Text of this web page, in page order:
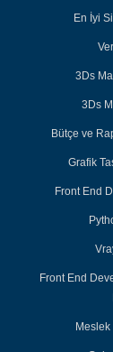
En İyi
3Ds
3Ds
Bütçe ve
Grafik
Front End
Front End